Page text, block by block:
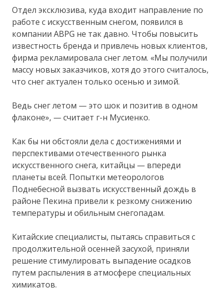
Отдел эксклюзива, куда входит направление по
работе с искусственным снегом, появился в
компании ABPG не так давно. Чтобы повысить
известность бренда и привлечь новых клиентов,
фирма рекламировала снег летом. «Мы получили
массу новых заказчиков, хотя до этого считалось,
что снег актуален только осенью и зимой.
Ведь снег летом — это шок и позитив в одном
флаконе», — считает г-н Мусиенко.
Как бы ни обстояли дела с достижениями и
перспективами отечественного рынка
искусственного снега, китайцы — впереди
планеты всей. Попытки метеорологов
Поднебесной вызвать искусственный дождь в
районе Пекина привели к резкому снижению
температуры и обильным снегопадам.
Китайские специалисты, пытаясь справиться с
продолжительной осенней засухой, приняли
решение стимулировать выпадение осадков
путем распыления в атмосфере специальных
химикатов.